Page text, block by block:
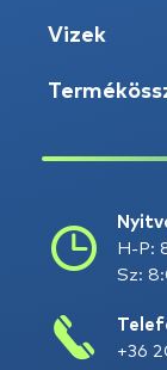
Vizek
H-P:
Sz:
+36